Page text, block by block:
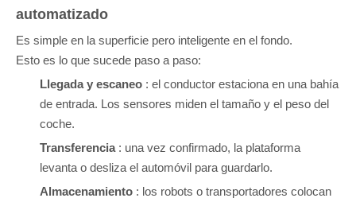
automatizado
Es simple en la superficie pero inteligente en el fondo.
Esto es lo que sucede paso a paso:
Llegada y escaneo : el conductor estaciona en una bahía
de entrada. Los sensores miden el tamaño y el peso del
coche.
Transferencia : una vez confirmado, la plataforma
levanta o desliza el automóvil para guardarlo.
Almacenamiento : los robots o transportadores colocan